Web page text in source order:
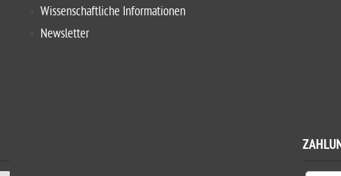
Wissenschaftliche Informationen
Newsletter